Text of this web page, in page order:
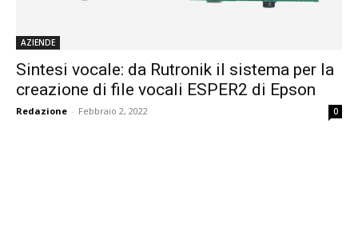
AZIENDE
Sintesi vocale: da Rutronik il sistema per la
creazione di file vocali ESPER2 di Epson
Redazione - Febbraio 2, 2022 0